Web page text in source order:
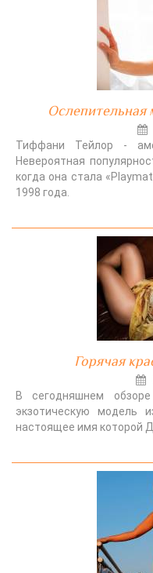
Ослепительная
Тиффани Тейлор -
Невероятная
когда она стала
1998 года.
Горячая
В сегодняшнем
экзотическую модель
настоящее имя которой